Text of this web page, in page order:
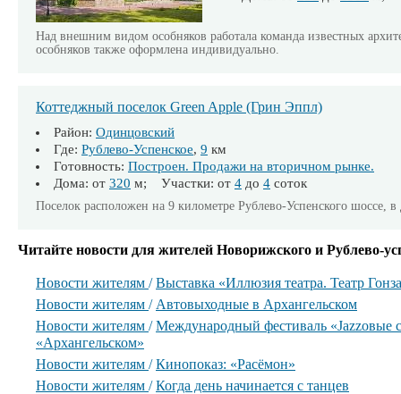
Над внешним видом особняков работала команда известных
особняков также оформлена индивидуально.
Коттеджный поселок Green Apple (Грин Эппл)
Район: Одинцовский
Где: Рублево-Успенское, 9 км
Готовность: Построен. Продажи на вторичном рынке.
Дома: от 320 м; Участки: от 4 до 4 соток
Поселок расположен на 9 километре Рублево-Успенского шоссе,
Читайте новости для жителей Новорижского и Рублево-
Новости жителям /Выставка «Иллюзия театра. Театр
Новости жителям / Автовыходные в Архангельском
Новости жителям /Международный фестиваль «Jazzовые
«Архангельском»
Новости жителям /Кинопоказ: «Расёмон»
Новости жителям /Когда день начинается с танцев